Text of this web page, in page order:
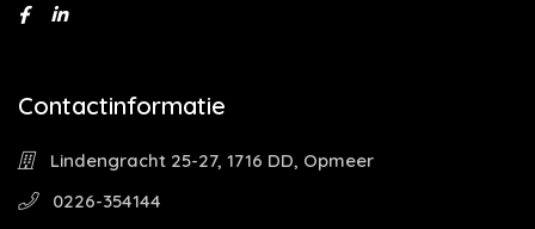
Contactinformatie
Lindengracht 25-27, 1716 DD, Opmeer
0226-354144